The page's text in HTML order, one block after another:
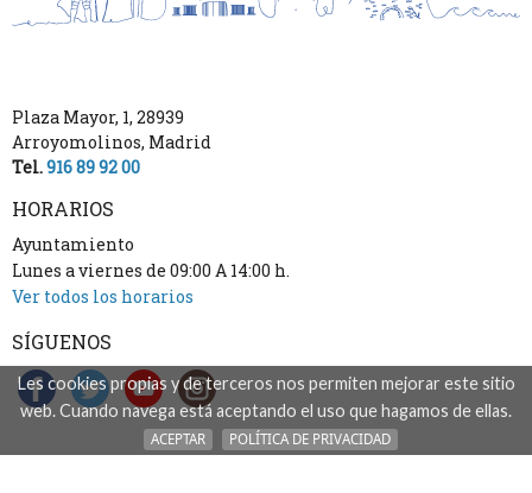
Les cookies propias y de terceros nos permiten mejorar este sitio
web. Cuando navega está aceptando el uso que hagamos de ellas.
ACEPTAR POLÍTICA DE PRIVACIDAD
Plaza Mayor, 1, 28939
Arroyomolinos, Madrid
Tel.916 89 92 00
HORARIOS
Ayuntamiento
Lunes a viernes de 09:00 A 14:00 h.
Ver todos los horarios
SÍGUENOS